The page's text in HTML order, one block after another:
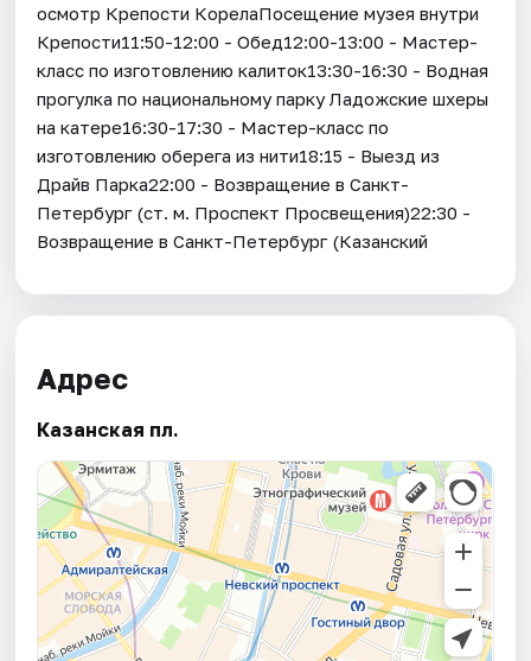
осмотр Крепости КорелаПосещение музея внутри
Крепости11:50-12:00 - Обед12:00-13:00 - Мастер-
класс по изготовлению калиток13:30-16:30 - Водная
прогулка по национальному парку Ладожские шхеры
на катере16:30-17:30 - Мастер-класс по
изготовлению оберега из нити18:15 - Выезд из
Драйв Парка22:00 - Возвращение в Санкт-
Петербург (ст. м. Проспект Просвещения)22:30 -
Возвращение в Санкт-Петербург (Казанский
Адрес
Казанская пл.